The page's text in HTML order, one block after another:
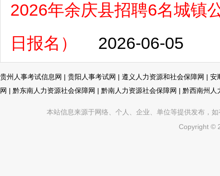
2026年余庆县招聘6名城镇
日报名）
2026-06-05
贵州人事考试信息网 | 贵阳人事考试网 | 遵义人力资源和社会保障网 | 安
网 | 黔东南人力资源社会保障网 | 黔南人力资源社会保障网 | 黔西南州人
本站信息来源于网络、个人、企业、单位等提供发布，
Copyright ©